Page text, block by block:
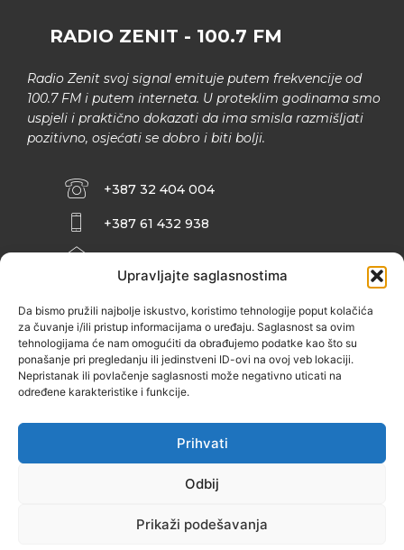
Upravljajte saglasnostima
Da bismo pružili najbolje iskustvo, koristimo tehnologije poput kolačića
za čuvanje i/ili pristup informacijama o uređaju. Saglasnost sa ovim
tehnologijama će nam omogućiti da obrađujemo podatke kao što su
ponašanje pri pregledanju ili jedinstveni ID-ovi na ovoj veb lokaciji.
Nepristanak ili povlačenje saglasnosti može negativno uticati na
određene karakteristike i funkcije.
Prihvati
Odbij
Prikaži podešavanja
RADIO ZENIT - 100.7 FM
Radio Zenit svoj signal emituje putem frekvencije od
100.7 FM i putem interneta. U proteklim godinama smo
uspjeli i praktično dokazati da ima smisla razmišljati
pozitivno, osjećati se dobro i biti bolji.
+387 32 404 004
+387 61 432 938
INFO@ZENIT.BA
ZENIČANKA, 3. SPRAT), 72000 ZENICA